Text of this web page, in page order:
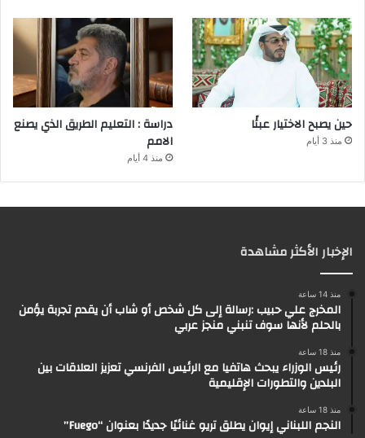
حين يصبح الاختيار عبئًا
منذ 3 أيام
دراسة : التعليم الطريق الذي يصنع
الامم
منذ 4 أيام
الإخبار الأكثر مشاهدة
منذ 14 ساعة
المخرج علي حبيب :رسالة إلى كل شخص أو شاب أن يقدم تجربة يؤمن
بالحلم لأنها سوف تنبني منجز عربي
منذ 18 ساعة
رئيس الوزراء يبحث هاتفيا مع الرئيس الفرنسي تعزيز العلاقات بين
البلدين والتطورات الإقليمية
منذ 18 ساعة
النجم اللبناني إيوان يطلق تريو غنائيًا جديدًا بعنوان “Fuego”